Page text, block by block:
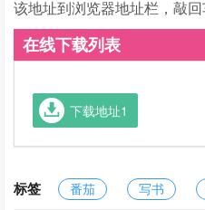
该地址到浏览器地址栏，敲回
在线下载列表
下载地址1
标签 番茄 写书